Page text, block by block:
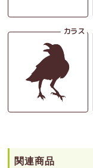
関連商品